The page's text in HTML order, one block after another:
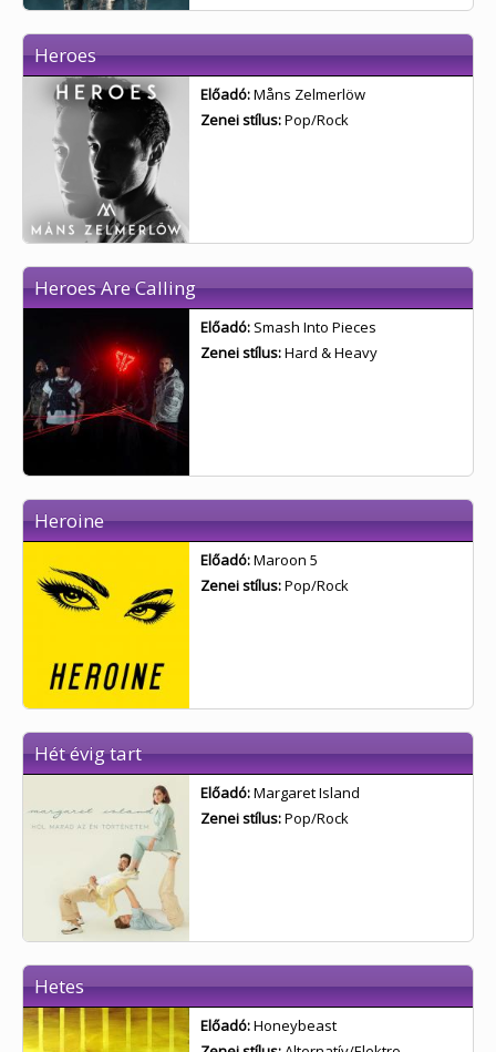
Heroes
Előadó:Måns Zelmerlöw
Zenei stílus:Pop/Rock
Heroes Are Calling
Előadó: Smash Into Pieces
Zenei stílus:Hard & Heavy
Heroine
Előadó:Maroon 5
Zenei stílus:Pop/Rock
Hét évig tart
Előadó:Margaret Island
Zenei stílus:Pop/Rock
Hetes
Előadó:Honeybeast